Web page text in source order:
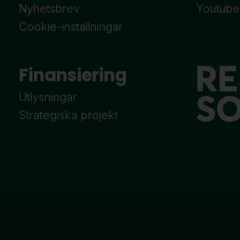
Nyhetsbrev
Cookie-inställningar
Youtube
Finansiering
Utlysningar
Strategiska projekt